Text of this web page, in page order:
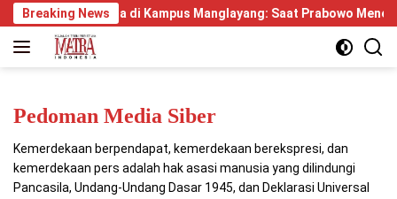
Langsung
ke
konten
Breaking News
Kenangan Lama di Kampus Manglayang: Saat Prabowo
Pedoman Media Siber
Kemerdekaan berpendapat, kemerdekaan berekspresi, dan
kemerdekaan pers adalah hak asasi manusia yang dilindungi
Pancasila, Undang-Undang Dasar 1945, dan Deklarasi Universal